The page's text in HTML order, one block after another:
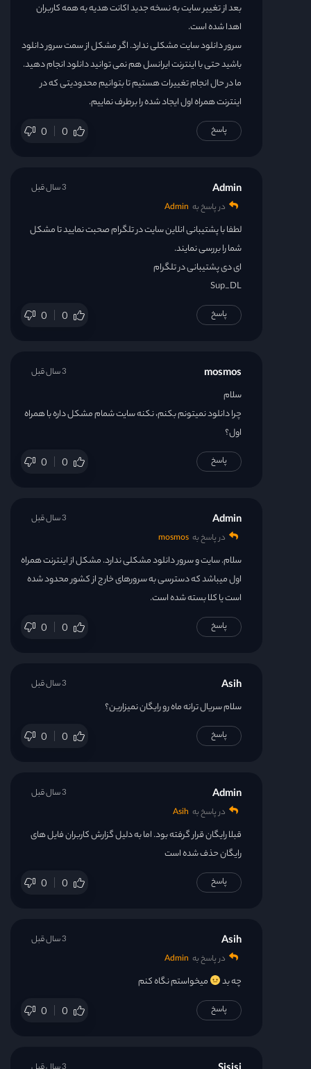
بعد از تغییر سایت به نسخه جدید اکانت هدیه به همه کاربران
اهدا شده است.
سرور دانلود سایت مشکلی ندارد. اگر مشکل از سمت سرور دانلود
باشید حتی با اینترنت ایرانسل هم نمی توانید دانلود انجام دهید.
ما در حال انجام تغییرات هستیم تا بتوانیم محدودیتی که در
اینترنت همراه اول ایجاد شده را برطرف نماییم.
0 0 پاسخ
Admin
در پاسخ به Admin
لطفا با پشتیبانی انلاین سایت در تلگرام صحبت نمایید تا مشکل
شما را بررسی نمایند.
ای دی پشتیبانی در تلگرام
Sup_DL
0 0
3 سال قبل
پاسخ
mosmos
سلام
چرا دانلود نمیتونم بکنم، نکنه سایت شمام مشکل داره با همراه
اول؟
0 0
3 سال قبل
پاسخ
Admin
در پاسخ به mosmos
سلام. سایت و سرور دانلود مشکلی ندارد. مشکل از اینترنت همراه
اول میباشد که دسترسی به سرورهای خارج از کشور محدود شده
است یا کلا بسته شده است.
0 0
3 سال قبل
پاسخ
Asih
سلام سریال ترانه ماه رو رایگان نمیزارین؟
0 0
3 سال قبل
پاسخ
Admin
در پاسخ به Asih
قبلا رایگان قرار گرفته بود. اما به دلیل گزارش کاربران فایل های
رایگان حذف شده است
0 0
3 سال قبل
پاسخ
Asih
در پاسخ به Admin
چه بد میخواستم نگاه کنم
0 0
3 سال قبل
پاسخ